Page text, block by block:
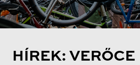
HÍREK: VERŐCE